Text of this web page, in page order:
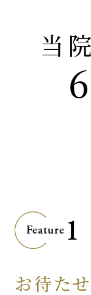
当
6
Feature 1
お待た